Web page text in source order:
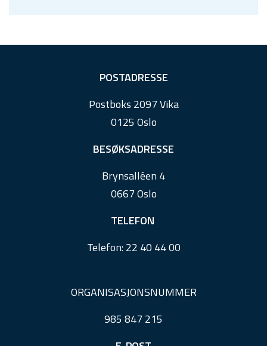
POSTADRESSE
Postboks 2097 Vika
0125 Oslo
BESØKSADRESSE
Brynsalléen 4
0667 Oslo
TELEFON
Telefon:22 40 44 00
ORGANISASJONSNUMMER
985 847 215